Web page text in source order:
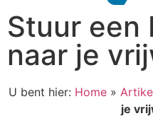
Stuur een
naar je
U bent hier: Home »
je